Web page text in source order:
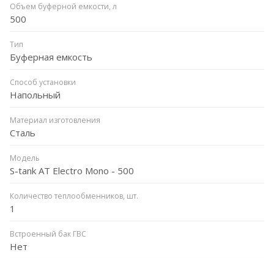
Объем буферной емкости, л
500
Тип
Буферная емкость
Способ установки
Напольный
Материал изготовления
Сталь
Модель
S-tank AT Electro Mono - 500
Количество теплообменников, шт.
1
Встроенный бак ГВС
Нет